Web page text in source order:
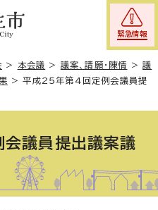
緊急情報
> 本会議 > 議案、請願・陳情 >議
>平成25年第4回定例会議員提
議員提出議案議